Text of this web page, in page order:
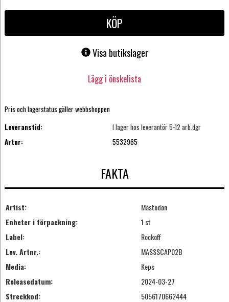
KÖP
Visa butikslager
Lägg i önskelista
Pris och lagerstatus gäller webbshoppen
Leveranstid:
I lager hos leverantör 5-12 arb.dgr
Artnr:
5532965
FAKTA
Artist:
Mastodon
Enheter i förpackning:
1 st
Label:
Rockoff
Lev. Artnr.:
MASSSCAP02B
Media:
Keps
Releasedatum:
2024-03-27
Streckkod:
5056170662444